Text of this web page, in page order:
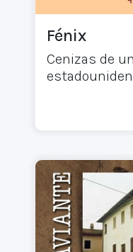
Fénix
Cenizas de